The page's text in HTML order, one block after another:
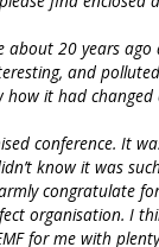
about 20 years
and
how it had
conference. It
know it was
congratulate
organisation. I
for me with